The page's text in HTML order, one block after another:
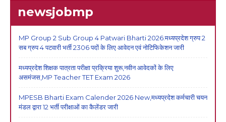
newsjobmp
MP Group 2 Sub Group 4 Patwari Bharti 2026:मध्यप्रदेश ग्रुप 2
सब ग्रुप 4 पटवारी भर्ती 2306 पदों के लिए आवेदन एवं नोटिफिकेशन जारी
मध्यप्रदेश शिक्षक पात्रता परीक्षा प्रक्रिया शुरू,नवीन आवेदकों के लिए
असमंजस,MP Teacher TET Exam 2026
MPESB Bharti Exam Calender 2026 New,मध्यप्रदेश कर्मचारी चयन
मंडल द्वारा 12 भर्ती परीक्षाओं का कैलेंडर जारी